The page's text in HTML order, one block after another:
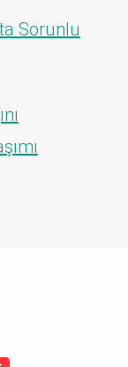
Sorunlu